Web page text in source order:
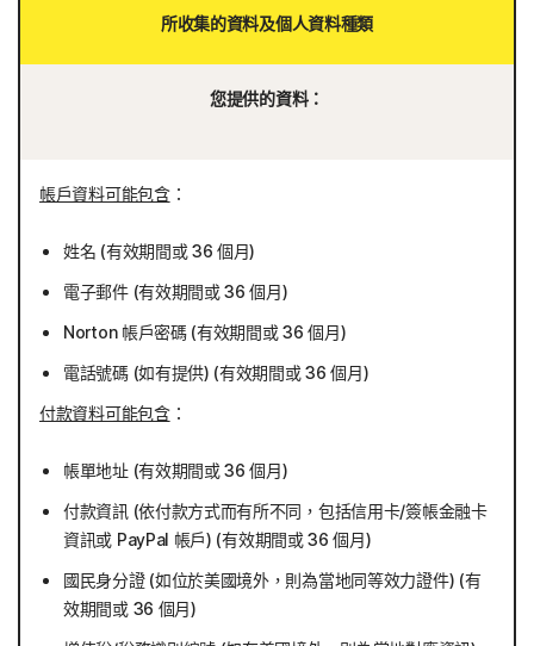
所收集的資料及個人資料種類
您提供的資料：
帳戶資料可能包含：
姓名 (有效期間或 36 個月)
電子郵件 (有效期間或 36 個月)
Norton 帳戶密碼 (有效期間或 36 個月)
電話號碼 (如有提供) (有效期間或 36 個月)
付款資料可能包含：
帳單地址 (有效期間或 36 個月)
付款資訊 (依付款方式而有所不同，包括信用卡/簽帳金融卡
資訊或 PayPal 帳戶) (有效期間或 36 個月)
國民身分證 (如位於美國境外，則為當地同等效力證件) (有
效期間或 36 個月)